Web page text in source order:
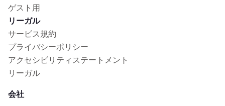
ゲスト用
リーガル
サービス規約
プライバシーポリシー
アクセシビリティステートメント
リーガル
会社